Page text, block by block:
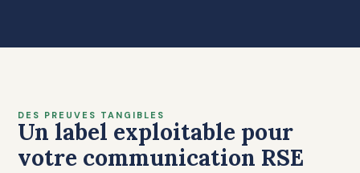
DES PREUVES TANGIBLES
Un label exploitable pour
votre communication RSE